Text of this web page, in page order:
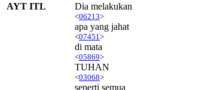
AYT ITL
Dia melakukan
<06213>
apa yang jahat
<07451 >
di mata
<05869>
TUHAN
<03068>
seperti semua